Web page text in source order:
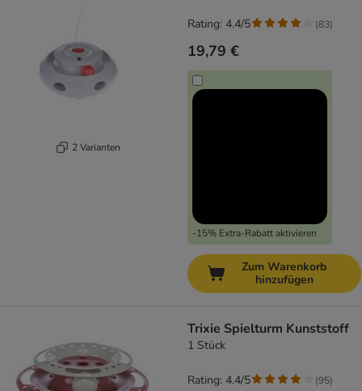
2 Varianten
19,79 €
-15% Extra-Rabatt aktivieren
Rating: 4.4/5 (83)
Zum Warenkorb
hinzufügen
Trixie Spielturm Kunststoff
1 Stück
Rating: 4.4/5 (95)